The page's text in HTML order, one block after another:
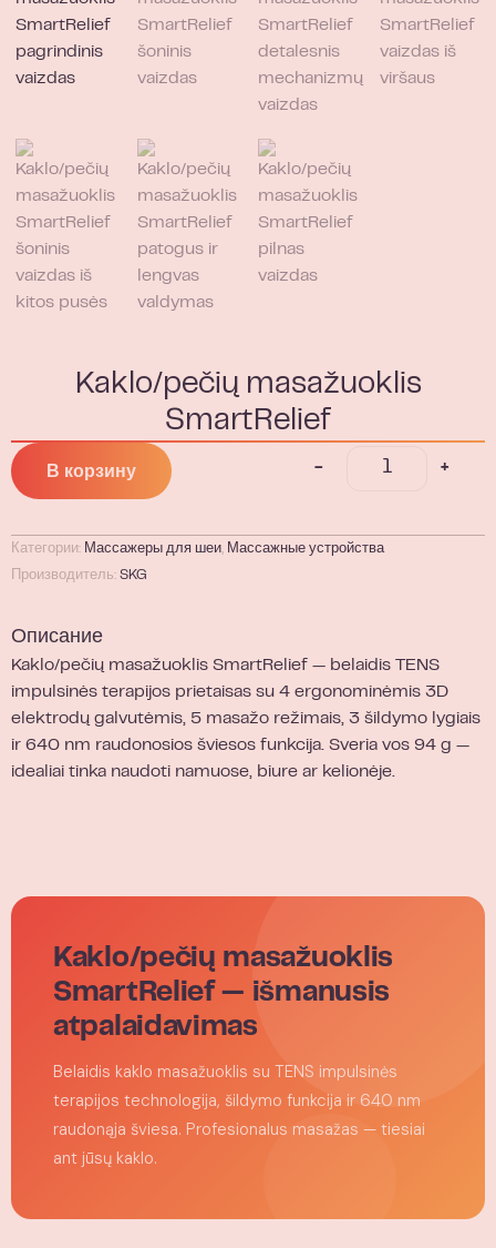
Kaklo/pečių masažuoklis
SmartRelief
- +
В корзину
Категории: Массажеры для шеи, Массажные устройства
Производитель: SKG
Описание
Kaklo/pečių masažuoklis SmartRelief — belaidis TENS
impulsinės terapijos prietaisas su 4 ergonominėmis 3D
elektrodų galvutėmis, 5 masažo režimais, 3 šildymo lygiais
ir 640 nm raudonosios šviesos funkcija. Sveria vos 94 g —
idealiai tinka naudoti namuose, biure ar kelionėje.
Kaklo/pečių masažuoklis
SmartRelief — išmanusis
atpalaidavimas
Belaidis kaklo masažuoklis su TENS impulsinės
terapijos technologija, šildymo funkcija ir 640 nm
raudonąja šviesa. Profesionalus masažas — tiesiai
ant jūsų kaklo.